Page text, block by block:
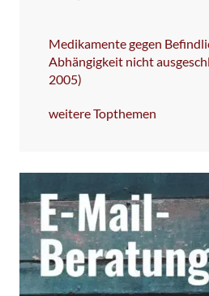
Medikamente gegen
Abhängigkeit nicht
2005)
weitere Topthemen